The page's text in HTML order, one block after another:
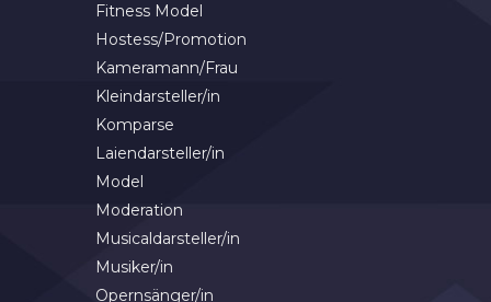
Fitness Model
Hostess/Promotion
Kameramann/Frau
Kleindarsteller/in
Komparse
Laiendarsteller/in
Model
Moderation
Musicaldarsteller/in
Musiker/in
Opernsänger/in